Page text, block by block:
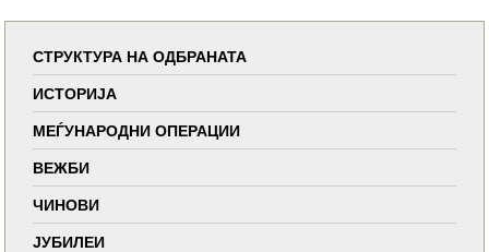
СТРУКТУРА НА ОДБРАНАТА
ИСТОРИЈА
МЕЃУНАРОДНИ ОПЕРАЦИИ
ВЕЖБИ
ЧИНОВИ
ЈУБИЛЕИ